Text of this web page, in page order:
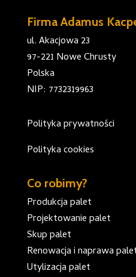
Firma Adamus
ul. Akacjowa 23
97-221 Nowe Chrusty
Polska
NIP: 7732319963
Polityka prywatności
Polityka cookies
Co robimy?
Produkcja palet
Projektowanie palet
Skup palet
Renowacja i naprawa
Utylizacja palet